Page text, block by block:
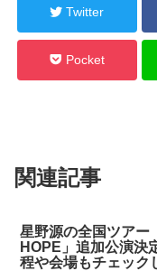
Twitter
Pocket
関連記事
星野源の全国ツア
HOPE」追加公演決
程や会場もチェック